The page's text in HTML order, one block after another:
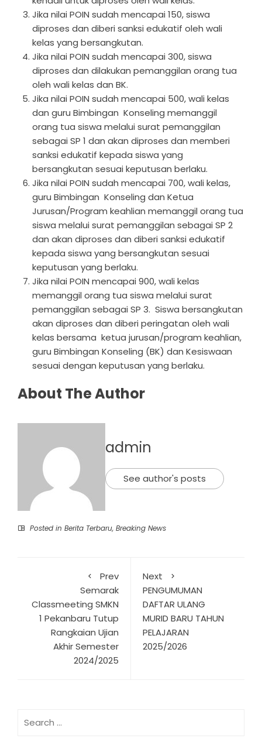
Jika nilai POIN sudah mencapai 150, siswa
diproses dan diberi sanksi edukatif oleh wali
kelas yang bersangkutan.
Jika nilai POIN sudah mencapai 300, siswa
diproses dan dilakukan pemanggilan orang tua
oleh wali kelas dan BK.
Jika nilai POIN sudah mencapai 500, wali kelas
dan guru Bimbingan Konseling memanggil
orang tua siswa melalui surat pemanggilan
sebagai SP 1 dan akan diproses dan memberi
sanksi edukatif kepada siswa yang
bersangkutan sesuai keputusan berlaku.
Jika nilai POIN sudah mencapai 700, wali kelas,
guru Bimbingan Konseling dan Ketua
Jurusan/Program keahlian memanggil orang tua
siswa melalui surat pemanggilan sebagai SP 2
dan akan diproses dan diberi sanksi edukatif
kepada siswa yang bersangkutan sesuai
keputusan yang berlaku.
Jika nilai POIN mencapai 900, wali kelas
memanggil orang tua siswa melalui surat
pemanggilan sebagai SP 3. Siswa bersangkutan
akan diproses dan diberi peringatan oleh wali
kelas bersama ketua jurusan/program keahlian,
guru Bimbingan Konseling (BK) dan Kesiswaan
sesuai dengan keputusan yang berlaku.
About The Author
admin
See author's posts
Posted in Berita Terbaru, Breaking News
Prev
Semarak
Classmeeting SMKN
1 Pekanbaru Tutup
Rangkaian Ujian
Akhir Semester
2024/2025
Next
PENGUMUMAN
DAFTAR ULANG
MURID BARU TAHUN
PELAJARAN
2025/2026
for: